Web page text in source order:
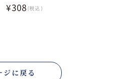
¥308 (税込)
ジに戻る